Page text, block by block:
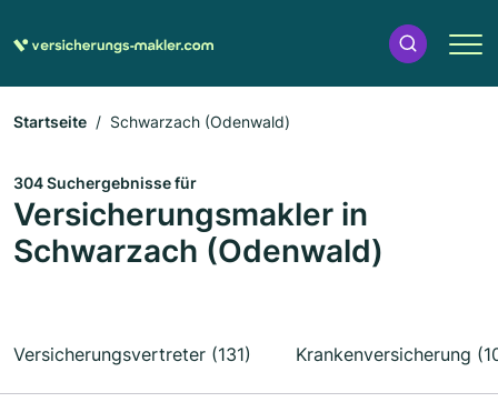
Startseite Schwarzach (Odenwald)
304 Suchergebnisse für
Versicherungsmakler in
Schwarzach (Odenwald)
Versicherungsvertreter (131) Krankenversicherung